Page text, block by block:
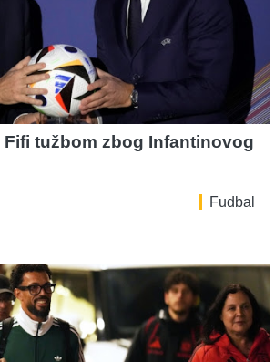
Fifi tužbom zbog Infantinovog
Fudbal